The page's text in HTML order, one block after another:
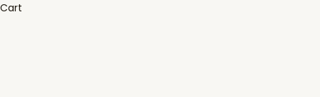
Cart